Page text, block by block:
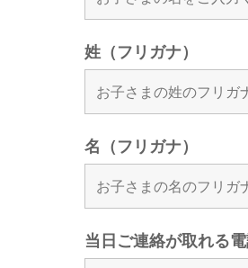
姓（フリガナ）
名（フリガナ）
当日ご連絡が取れる